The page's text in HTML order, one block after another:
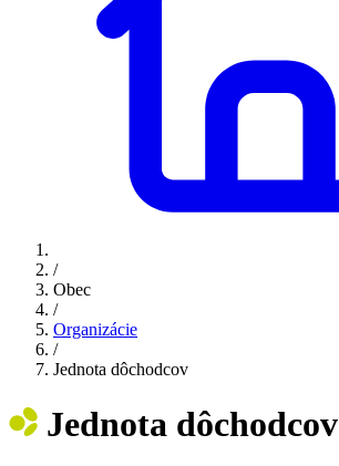
/
Obec
/
Organizácie
/
Jednota dôchodcov
Jednota dôchodcov